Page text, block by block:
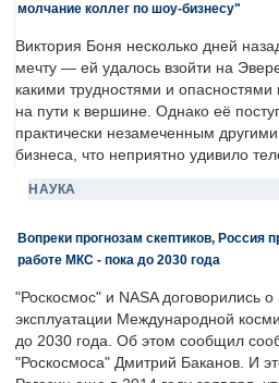
молчание коллег по шоу-бизнесу"
Виктория Боня несколько дней
мечту — ей удалось взойти на
какими трудностями и опасностями
на пути к вершине. Однако её
практически незамеченным
бизнеса, что неприятно удивило
НАУКА
Вопреки прогнозам скептиков, Россия
работе МКС - пока до 2030 года
"Роскосмос" и NASA договорились
эксплуатации Международной
до 2030 года. Об этом сообщил
"Роскосмоса" Дмитрий Баканов. И